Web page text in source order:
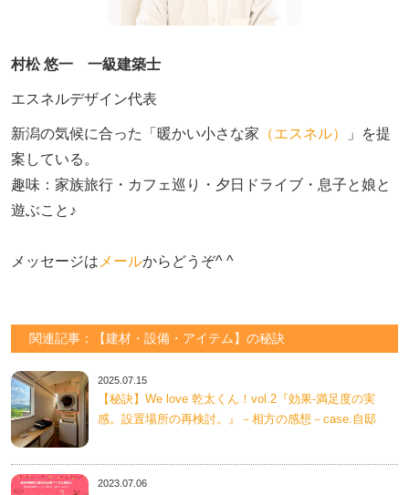
村松 悠一 一級建築士
エスネルデザイン代表
新潟の気候に合った「暖かい小さな家 （エスネル）
」を提
案している。
趣味：家族旅行・カフェ巡り・夕日ドライブ・息子と娘と
遊ぶこと♪
メッセージは メールからどうぞ^ ^
関連記事：【建材・設備・アイテム】の秘訣
2025.07.15
【秘訣】We love 乾太くん！vol.2『効果-満足度の実
感。設置場所の再検討。』－相方の感想－case.自邸
2023.07.06